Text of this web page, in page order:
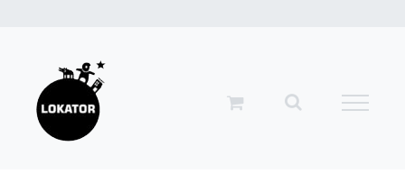
zawartości